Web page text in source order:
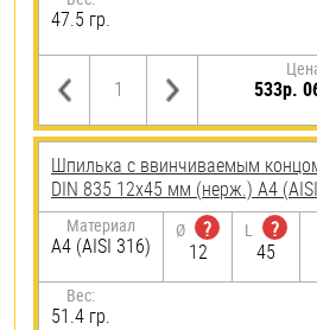
47.5 гр.
533р.
Шпилька c ввинчиваемым
DIN 835 12х45 мм (нерж.) A4
Материал
A4 (AISI 316)
Ø
?
12
L
?
45
Вес:
51.4 гр.